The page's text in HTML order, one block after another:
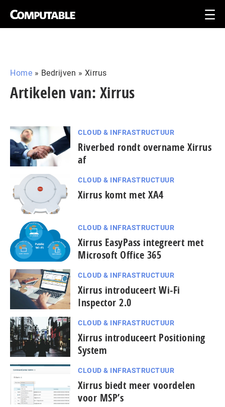
Home » Bedrijven » Xirrus
Artikelen van: Xirrus
CLOUD & INFRASTRUCTUUR
Riverbed rondt overname Xirrus
af
CLOUD & INFRASTRUCTUUR
Xirrus komt met XA4
CLOUD & INFRASTRUCTUUR
Xirrus EasyPass integreert met
Microsoft Office 365
CLOUD & INFRASTRUCTUUR
Xirrus introduceert Wi-Fi
Inspector 2.0
CLOUD & INFRASTRUCTUUR
Xirrus introduceert Positioning
System
CLOUD & INFRASTRUCTUUR
Xirrus biedt meer voordelen
voor MSP’s